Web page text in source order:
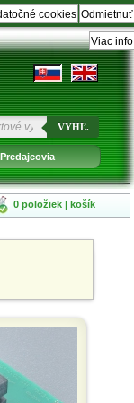
Odmietnuť
cookies
Viac info
VYHĽ.
Predajcovia
0 položiek | košík